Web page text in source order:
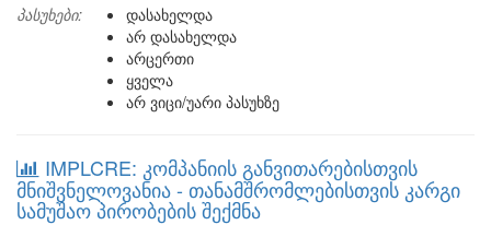
პასუხები:
დასახელდა
არ დასახელდა
არცერთი
ყველა
არ ვიცი/უარი პასუხზე
IMPLCRE: კომპანიის განვითარებისთვის
მნიშვნელოვანია - თანამშრომლებისთვის კარგი
სამუშაო პირობების შექმნა